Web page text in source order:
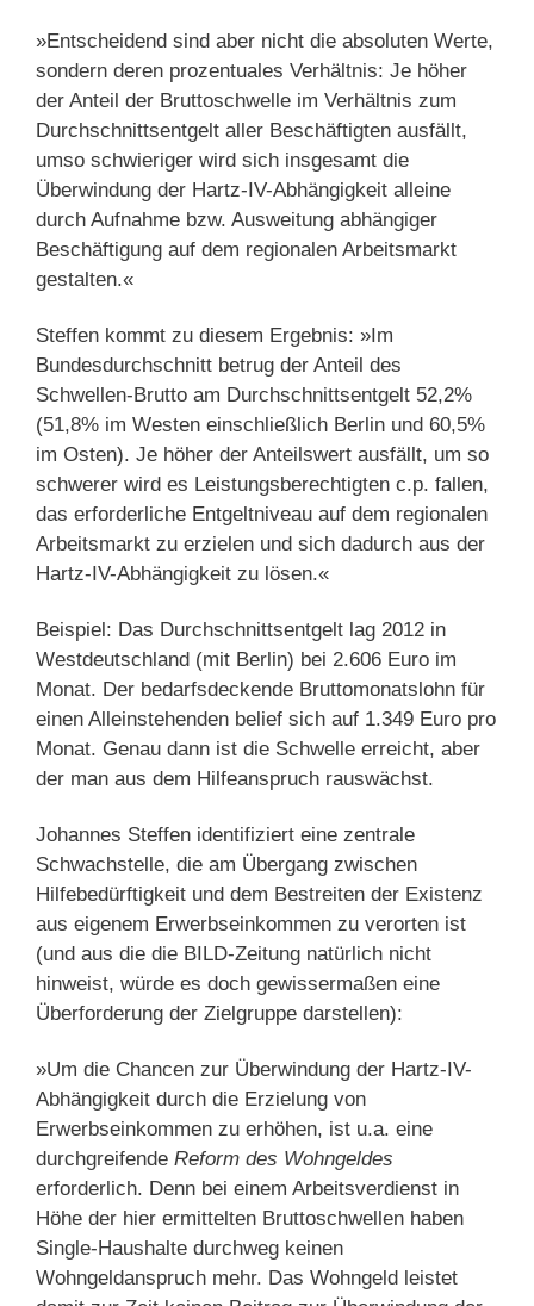
»Entscheidend sind aber nicht die absoluten Werte,
sondern deren prozentuales Verhältnis: Je höher
der Anteil der Bruttoschwelle im Verhältnis zum
Durchschnittsentgelt aller Beschäftigten ausfällt,
umso schwieriger wird sich insgesamt die
Überwindung der Hartz-IV-Abhängigkeit alleine
durch Aufnahme bzw. Ausweitung abhängiger
Beschäftigung auf dem regionalen Arbeitsmarkt
gestalten.«
Steffen kommt zu diesem Ergebnis: »Im
Bundesdurchschnitt betrug der Anteil des
Schwellen-Brutto am Durchschnittsentgelt 52,2%
(51,8% im Westen einschließlich Berlin und 60,5%
im Osten). Je höher der Anteilswert ausfällt, um so
schwerer wird es Leistungsberechtigten c.p. fallen,
das erforderliche Entgeltniveau auf dem regionalen
Arbeitsmarkt zu erzielen und sich dadurch aus der
Hartz-IV-Abhängigkeit zu lösen.«
Beispiel: Das Durchschnittsentgelt lag 2012 in
Westdeutschland (mit Berlin) bei 2.606 Euro im
Monat. Der bedarfsdeckende Bruttomonatslohn für
einen Alleinstehenden belief sich auf 1.349 Euro pro
Monat. Genau dann ist die Schwelle erreicht, aber
der man aus dem Hilfeanspruch rauswächst.
Johannes Steffen identifiziert eine zentrale
Schwachstelle, die am Übergang zwischen
Hilfebedürftigkeit und dem Bestreiten der Existenz
aus eigenem Erwerbseinkommen zu verorten ist
(und aus die die BILD-Zeitung natürlich nicht
hinweist, würde es doch gewissermaßen eine
Überforderung der Zielgruppe darstellen):
»Um die Chancen zur Überwindung der Hartz-IV-
Abhängigkeit durch die Erzielung von
Erwerbseinkommen zu erhöhen, ist u.a. eine
durchgreifende Reform des Wohngeldes
erforderlich. Denn bei einem Arbeitsverdienst in
Höhe der hier ermittelten Bruttoschwellen haben
Single-Haushalte durchweg keinen
Wohngeldanspruch mehr. Das Wohngeld leistet